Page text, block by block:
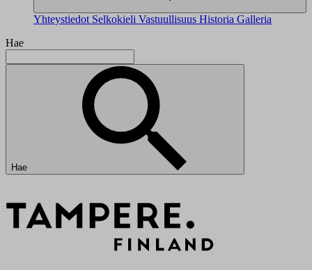
Yhteystiedot Selkokieli Vastuullisuus Historia Galleria
Hae
Hae